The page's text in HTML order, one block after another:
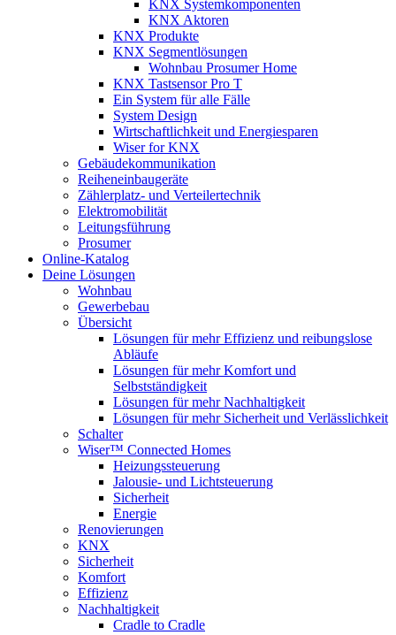
KNX Systemkomponenten
KNX Aktoren
KNX Produkte
KNX Segmentlösungen
Wohnbau Prosumer Home
KNX Tastsensor Pro T
Ein System für alle Fälle
System Design
Wirtschaftlichkeit und Energiesparen
Wiser for KNX
Gebäudekommunikation
Reiheneinbaugeräte
Zählerplatz- und Verteilertechnik
Elektromobilität
Leitungsführung
Prosumer
Online-Katalog
Deine Lösungen
Wohnbau
Gewerbebau
Übersicht
Lösungen für mehr Effizienz und reibungslose
Abläufe
Lösungen für mehr Komfort und
Selbstständigkeit
Lösungen für mehr Nachhaltigkeit
Lösungen für mehr Sicherheit und Verlässlichkeit
Schalter
Wiser™ Connected Homes
Heizungssteuerung
Jalousie- und Lichtsteuerung
Sicherheit
Energie
Renovierungen
KNX
Sicherheit
Komfort
Effizienz
Nachhaltigkeit
Cradle to Cradle